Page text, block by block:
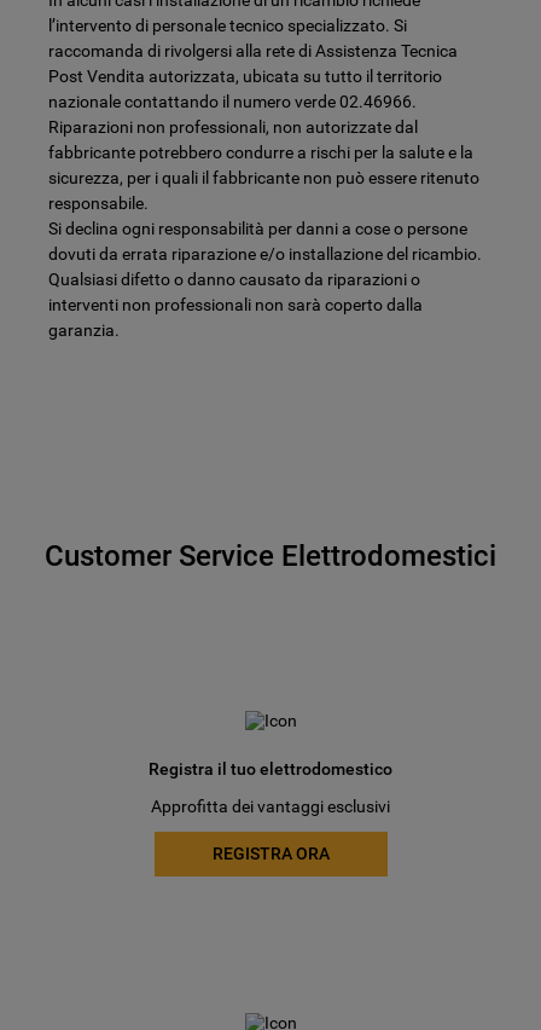
l’intervento di personale tecnico specializzato. Si
raccomanda di rivolgersi alla rete di Assistenza Tecnica
Post Vendita autorizzata, ubicata su tutto il territorio
nazionale contattando il numero verde 02.46966.
Riparazioni non professionali, non autorizzate dal
fabbricante potrebbero condurre a rischi per la salute e la
sicurezza, per i quali il fabbricante non può essere ritenuto
responsabile.
Si declina ogni responsabilità per danni a cose o persone
dovuti da errata riparazione e/o installazione del ricambio.
Qualsiasi difetto o danno causato da riparazioni o
interventi non professionali non sarà coperto dalla
garanzia.
Customer Service Elettrodomestici
Registra il tuo elettrodomestico
Approfitta dei vantaggi esclusivi
REGISTRA ORA